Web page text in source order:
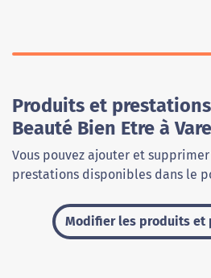
Produits et
Beauté Bien Etre à
Vous pouvez ajouter et
prestations disponibles dans le
Modifier les produits et